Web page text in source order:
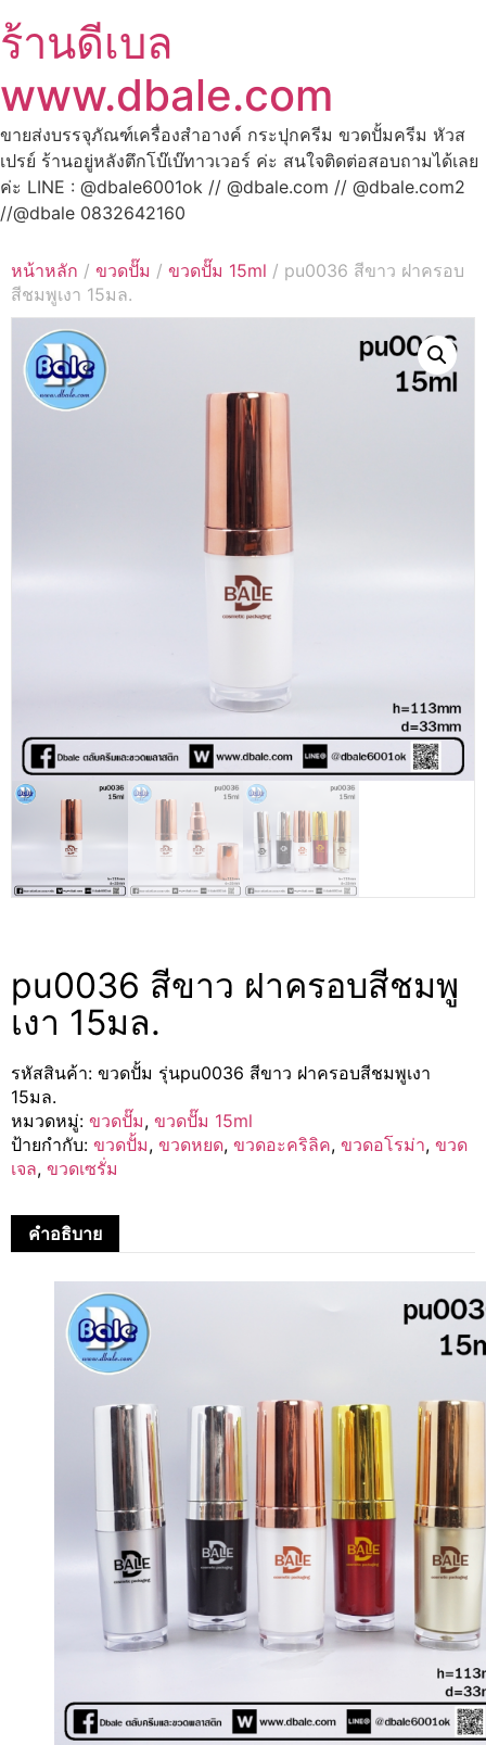
ร้านดีเบล
www.dbale.com
ขายส่งบรรจุภัณฑ์เครื่องสำอางค์ กระปุกครีม ขวดปั้มครีม หัวส
เปรย์ ร้านอยู่หลังตึกโบ๊เบ๊ทาวเวอร์ ค่ะ สนใจติดต่อสอบถามได้เลย
ค่ะ LINE : @dbale6001ok // @dbale.com // @dbale.com2
//@dbale 0832642160
หน้าหลัก / ขวดปั๊ม / ขวดปั๊ม 15ml / pu0036 สีขาว ฝาครอบ
สีชมพูเงา 15มล.
pu0036 สีขาว ฝาครอบสีชมพู
เงา 15มล.
รหัสสินค้า: ขวดปั้ม รุ่นpu0036 สีขาว ฝาครอบสีชมพูเงา
15มล.
หมวดหมู่: ขวดปั๊ม, ขวดปั๊ม 15ml
ป้ายกำกับ: ขวดปั้ม, ขวดหยด, ขวดอะคริลิค, ขวดอโรม่า, ขวด
เจล, ขวดเซรั่ม
คำอธิบาย